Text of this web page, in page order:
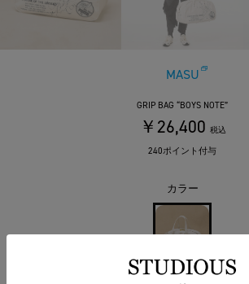
MASU
GRIP BAG “BOYS NOTE”
￥26,400 税込
240ポイント付与
カラー
WHITE